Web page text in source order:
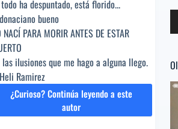
ha despuntado, está florido...
bueno
NACÍ PARA MORIR ANTES DE ESTAR
las ilusiones que me hago a alguna llego.
Ramirez
¿Curioso? Continúa leyendo a este
autor
AMOR
A
de